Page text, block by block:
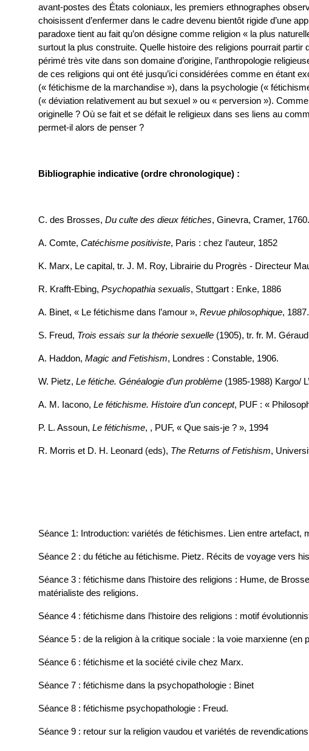
avant-postes des États coloniaux, les premiers ethnographes
choisissent d’enfermer dans le cadre devenu bientôt rigide d’une
paradoxe tient au fait qu’on désigne comme religion « la plus
surtout la plus construite. Quelle histoire des religions pourrait
périmé très vite dans son domaine d’origine, l’anthropologie
de ces religions qui ont été jusqu’ici considérées comme en étant
(« fétichisme de la marchandise »), dans la psychologie («
(« déviation relativement au but sexuel » ou « perversion »).
originelle ? Où se fait et se défait le religieux dans ses liens au
permet-il alors de penser ?
Bibliographie indicative (ordre chronologique) :
C. des Brosses, Du culte des dieux fétiches, Ginevra, Cramer, 1760.
A. Comte, Catéchisme positiviste, Paris : chez l’auteur, 1852
K. Marx, Le capital, tr. J. M. Roy, Librairie du Progrès - Directeur
R. Krafft-Ebing, Psychopathia sexualis, Stuttgart : Enke, 1886
A. Binet, « Le fétichisme dans l’amour », Revue philosophique, 1887.
S. Freud, Trois essais sur la théorie sexuelle (1905), tr. fr. M.
A. Haddon, Magic and Fetishism, Londres : Constable, 1906.
W. Pietz, Le fétiche. Généalogie d’un problème (1985-1988) Kargo/
A. M. Iacono, Le fétichisme. Histoire d’un concept, PUF : «
P. L. Assoun, Le fétichisme, , PUF, « Que sais-je ? », 1994
R. Morris et D. H. Leonard (eds), The Returns of Fetishism,
Séance 1: Introduction: variétés de fétichismes. Lien entre artefact,
Séance 2 : du fétiche au fétichisme. Pietz. Récits de voyage vers
Séance 3 : fétichisme dans l’histoire des religions : Hume, de
matérialiste des religions.
Séance 4 : fétichisme dans l’histoire des religions : motif
Séance 5 : de la religion à la critique sociale : la voie marxienne (en
Séance 6 : fétichisme et la société civile chez Marx.
Séance 7 : fétichisme dans la psychopathologie : Binet
Séance 8 : fétichisme psychopathologie : Freud.
Séance 9 : retour sur la religion vaudou et variétés de